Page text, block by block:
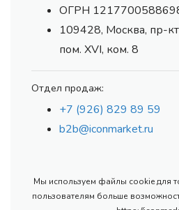
ОГРН
109428, Москва, пр-
пом. XVI, ком. 8
Отдел продаж:
+7 (926) 829 89 59
b2b@iconmarket.ru
Мы используем файлы cookie для
пользователям больше